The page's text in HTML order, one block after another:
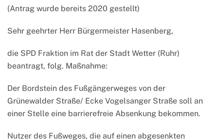
(Antrag wurde bereits 2020 gestellt)
Sehr geehrter Herr Bürgermeister Hasenberg,
die SPD Fraktion im Rat der Stadt Wetter (Ruhr)
beantragt, folg. Maßnahme:
Der Bordstein des Fußgängerweges von der
Grünewalder Straße/ Ecke Vogelsanger Straße soll an
einer Stelle eine barrierefreie Absenkung bekommen.
Nutzer des Fußweges, die auf einen abgesenkten